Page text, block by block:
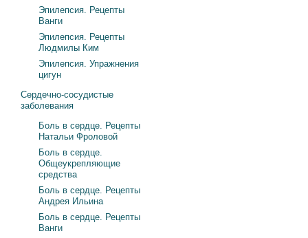
Эпилепсия. Рецепты
Ванги
Эпилепсия. Рецепты
Людмилы Ким
Эпилепсия. Упражнения
цигун
Сердечно-сосудистые
заболевания
Боль в сердце. Рецепты
Натальи Фроловой
Боль в сердце.
Общеукрепляющие
средства
Боль в сердце. Рецепты
Андрея Ильина
Боль в сердце. Рецепты
Ванги